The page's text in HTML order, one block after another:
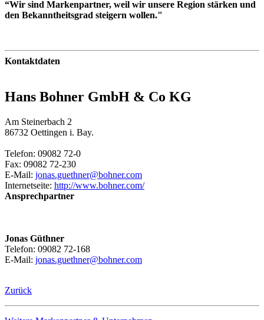
“Wir sind Markenpartner, weil wir unsere Region stärken und
den Bekanntheitsgrad steigern wollen."
Kontaktdaten
Hans Bohner GmbH & Co KG
Am Steinerbach 2
86732 Oettingen i. Bay.
Telefon: 09082 72-0
Fax: 09082 72-230
E-Mail: jonas.guethner@bohner.com
Internetseite: http://www.bohner.com/
Ansprechpartner
Jonas Güthner
Telefon: 09082 72-168
E-Mail: jonas.guethner@bohner.com
Zurück